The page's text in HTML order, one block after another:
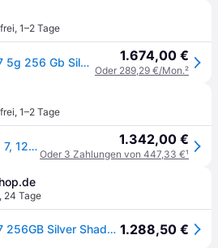
, 1–2 Tage
Samsung Galaxy Z Fold7 5g 256 Gb Silver Shadow 1.674,00 €
Oder 289,29 €/Mon.²
, 1–2 Tage
SAMSUNG GalaxyZ Fold 7, 12+256GB, Silver Shadow 1.342,00 €
Oder 3 Zahlungen von 447,33 €¹
, 24 Tage
Samsung Galaxy Z Fold7 256GB Silver Shadow EU 20,31cm (8,0") OLED Display, Android 16, Triple-Kamera, Faltbar 1.288,50 €